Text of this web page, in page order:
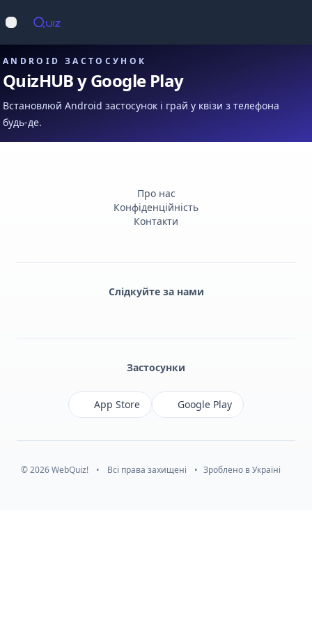
Відкрити меню
ANDROID ЗАСТОСУНОК
QuizHUB у Google Play
Встановлюй Android застосунок і грай у квізи з телефона
будь-де.
Про нас
Конфіденційність
Контакти
Слідкуйте за нами
Застосунки
App Store Google Play
© 2026 WebQuiz! • Всі права захищені • Зроблено в Україні